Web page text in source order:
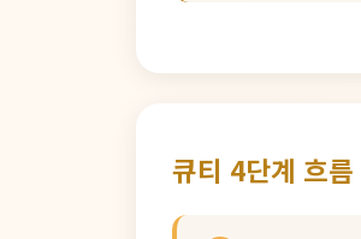
큐티 4단계 흐름